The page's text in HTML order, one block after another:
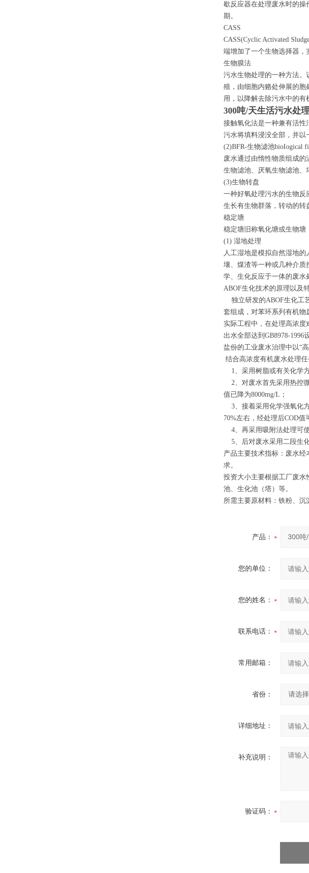
歇反应器在处理废水时的
期。
CASS
CASS(Cyclic Activated
端增加了一个生物选择器，
生物膜法
污水生物处理的一种方法。
殖，由细胞内赂处伸展的
用，以降解去除污水中的有
300吨/天生活污水处
接触氧化法是一种兼有活性
污水将填料浸没全部，并以
(2)BFR-生物滤池bioIogical
废水通过由惰性物质组成
生物滤池、厌氧生物滤池、
(3)生物转盘
一种好氧处理污水的生物反
生长有生物群落，转动的转
稳定塘
稳定塘旧称氧化塘或生物塘
(1) 湿地处理
人工湿地是模拟自然湿地
壤、煤渣等一种或几种介
学、生化反应于一体的废水
ABOF生化技术的原理以及
独立研发的ABOF生化工
套组成，对苯环系列有机
实际工程中，在处理高浓度
出水全部达到GB8978-
盐份的工业废水治理中以“
结合高浓度有机废水处理
1、采用树脂或有关化学
2、对废水首先采用热控
值已降为8000mg/L；
3、接着采用化学强氧化
70%左右，经处理后COD值
4、再采用吸附法处理可使
5、后对废水采用二段生化
产品主要技术指标：废水经
求。
投资大小主要根据工厂废水
池、生化池（塔）等。
所需主要原材料：铁粉、沉
产品：
您的单位：
您的姓名：
联系电话：
常用邮箱：
省份：
详细地址：
补充说明：
验证码：